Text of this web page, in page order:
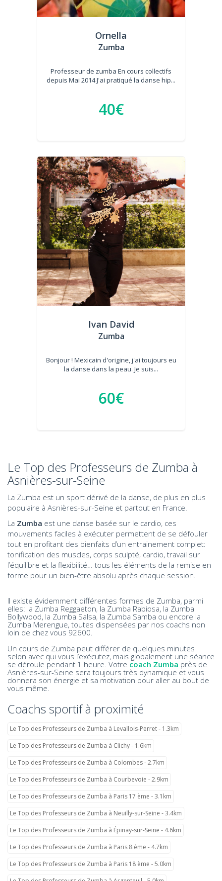
Ornella
Zumba
Professeur de zumba En cours collectifs
depuis Mai 2014 J'ai pratiqué la danse hip...
40€
Ivan David
Zumba
Bonjour ! Mexicain d'origine, j'ai toujours eu
la danse dans la peau. Je suis...
60€
Le Top des Professeurs de Zumba à
Asnières-sur-Seine
La Zumba est un sport dérivé de la danse, de plus en plus
populaire à Asnières-sur-Seine et partout en France.
La Zumba est une danse basée sur le cardio, ces
mouvements faciles à exécuter permettent de se défouler
tout en profitant des bienfaits d’un entrainement complet:
tonification des muscles, corps sculpté, cardio, travail sur
l’équilibre et la flexibilité… tous les éléments de la remise en
forme pour un bien-être absolu après chaque session.
Il existe évidemment différentes formes de Zumba, parmi
elles: la Zumba Reggaeton, la Zumba Rabiosa, la Zumba
Bollywood, la Zumba Salsa, la Zumba Samba ou encore la
Zumba Merengue, toutes dispensées par nos coachs non
loin de chez vous 92600.
Un cours de Zumba peut différer de quelques minutes
selon avec qui vous l’exécutez, mais globalement une séance
se déroule pendant 1 heure. Votre coach Zumba près de
Asnières-sur-Seine sera toujours très dynamique et vous
donnera son énergie et sa motivation pour aller au bout de
vous même.
Coachs sportif à proximité
Le Top des Professeurs de Zumba à Levallois-Perret - 1.3km
Le Top des Professeurs de Zumba à Clichy - 1.6km
Le Top des Professeurs de Zumba à Colombes - 2.7km
Le Top des Professeurs de Zumba à Courbevoie - 2.9km
Le Top des Professeurs de Zumba à Paris 17 ème - 3.1km
Le Top des Professeurs de Zumba à Neuilly-sur-Seine - 3.4km
Le Top des Professeurs de Zumba à Épinay-sur-Seine - 4.6km
Le Top des Professeurs de Zumba à Paris 8 ème - 4.7km
Le Top des Professeurs de Zumba à Paris 18 ème - 5.0km